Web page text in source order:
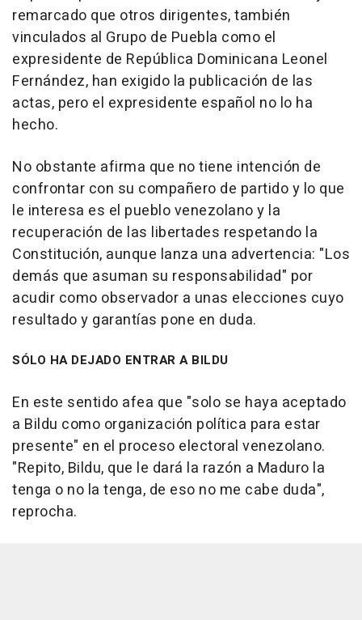
remarcado que otros dirigentes, también
vinculados al Grupo de Puebla como el
expresidente de República Dominicana Leonel
Fernández, han exigido la publicación de las
actas, pero el expresidente español no lo ha
hecho.
No obstante afirma que no tiene intención de
confrontar con su compañero de partido y lo que
le interesa es el pueblo venezolano y la
recuperación de las libertades respetando la
Constitución, aunque lanza una advertencia: "Los
demás que asuman su responsabilidad" por
acudir como observador a unas elecciones cuyo
resultado y garantías pone en duda.
SÓLO HA DEJADO ENTRAR A BILDU
En este sentido afea que "solo se haya aceptado
a Bildu como organización política para estar
presente" en el proceso electoral venezolano.
"Repito, Bildu, que le dará la razón a Maduro la
tenga o no la tenga, de eso no me cabe duda",
reprocha.